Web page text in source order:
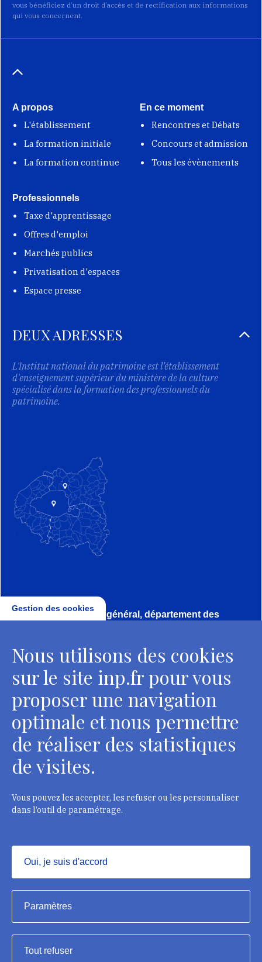
vous bénéficiez d’un droit d’accès et de rectification aux informations
qui vous concernent.
A propos
L'établissement
La formation initiale
La formation continue
En ce moment
Rencontres et Débats
Concours et admission
Tous les évènements
Professionnels
Taxe d'apprentissage
Offres d'emploi
Marchés publics
Privatisation d'espaces
Espace presse
DEUX ADRESSES
L'Institut national du patrimoine est l’établissement
d'enseignement supérieur du ministère de la culture
spécialisé dans la formation des professionnels du
patrimoine.
Direction, secrétariat général, département des
2 rue Vivienne - 75002 Paris
Tél. : + 33 1 44 41 16 41
Contacts
Département des restaurateurs
124 rue Henri Barbusse - 93300 Aubervilliers
Contacts
Institut national du patrimoine, 2023
Mentions légales
Gestion des cookies
Nous utilisons des cookies
sur le site inp.fr pour vous
proposer une navigation
optimale et nous permettre
de réaliser des statistiques
de visites.
Vous pouvez les accepter, les refuser ou les personnaliser
dans l’outil de paramétrage.
Oui, je suis d'accord
Masquer
Paramètres
Tout refuser